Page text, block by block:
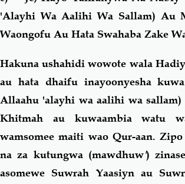
'Alayhi Wa Aalihi Wa Sallam) Au
Waongofu Au Hata Swahaba Zake
Hakuna ushahidi wowote wala
au hata dhaifu inayoonyesha
Allaahu 'alayhi wa aalihi wa
Khitmah au kuwaambia watu
wamsomee maiti wao Qur-aan.
na za kutungwa (mawdhuw')
asomewe Suwrah Yaasiyn au